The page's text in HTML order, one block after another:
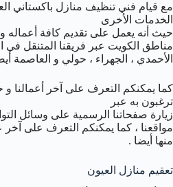
مع قيام فني تنظيف منازل باكستاني
الخدمات الأخرى
حيث أنه يعمل على تقديم كافة أعماله
مناطق الكويت عبر فريقنا المتنقل في
الأحمدي ، الجهراء ، حولي و العاصمة
كما يمكنكم التعرف على آخر أعمالنا و
ترغبون به عبر
زيارة صفحاتنا الرسمية على وسائل
مواقعنا ، كما يمكنكم التعرف على
منها أيضا .
تعقيم منازل العيون